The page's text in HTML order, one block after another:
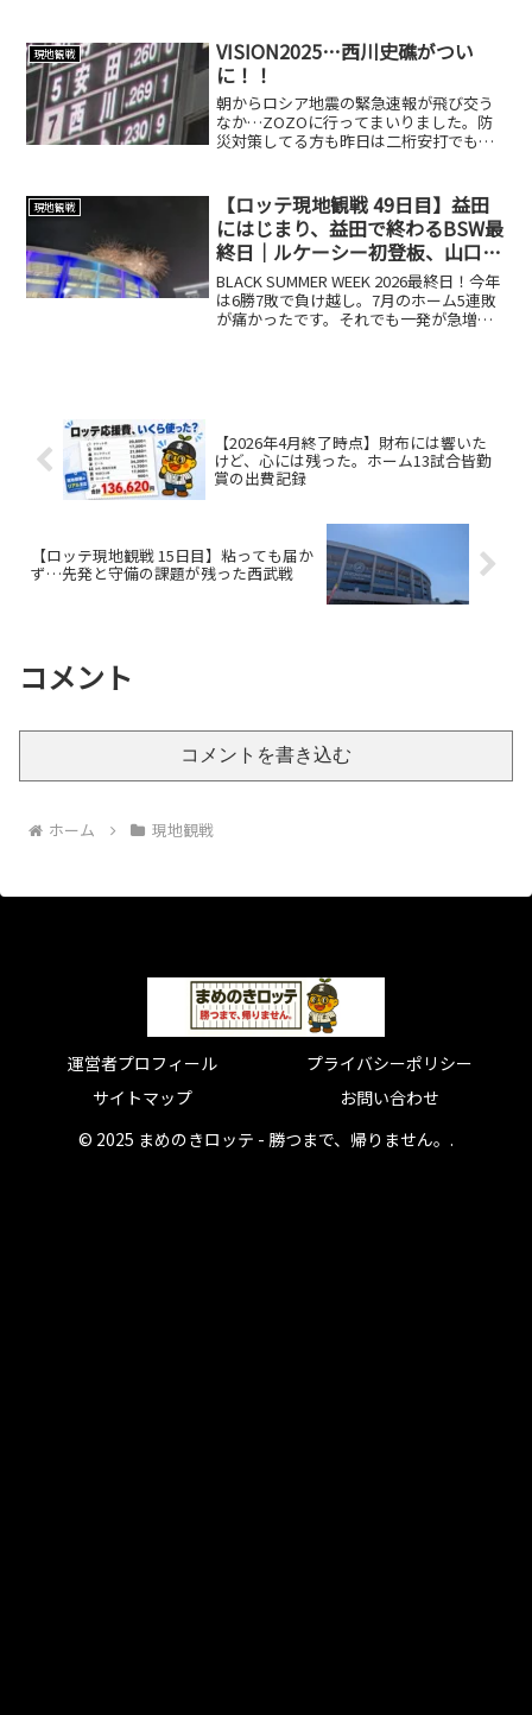
の方の応援する姿にはかなり刺激をもら
いました！さらに昨日...
現地観戦
VISION2025…西川史礁がつい
に！！
朝からロシア地震の緊急速報が飛び交う
なか…ZOZOに行ってまいりました。防
災対策してる方も昨日は二桁安打でも一
た…西川史礁のプロ初HR！！！まさに入
場QRを読み込んでもら...
現地観戦
【ロッテ現地観戦 49日目】益田
にはじまり、益田で終わるBSW最
終日｜ルケーシー初登板、山口航
輝19号で快勝
BLACK SUMMER WEEK 2026最終日！今年
は6勝7敗で負け越し。7月のホーム5連敗
が痛かったです。それでも一発が急増し
【2026年4月終了時点】財布には響いた
けど、心には残った。ホーム13試合皆勤
賞の出費記録
【ロッテ現地観戦 15日目】粘っても届か
ず…先発と守備の課題が残った西武戦
コメント
コメントを書き込む
ホーム 現地観戦
運営者プロフィール
プライバシーポリシー
サイトマップ
お問い合わせ
© 2025 まめのきロッテ - 勝つまで、帰りません。.